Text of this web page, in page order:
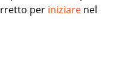
per iniziare nel